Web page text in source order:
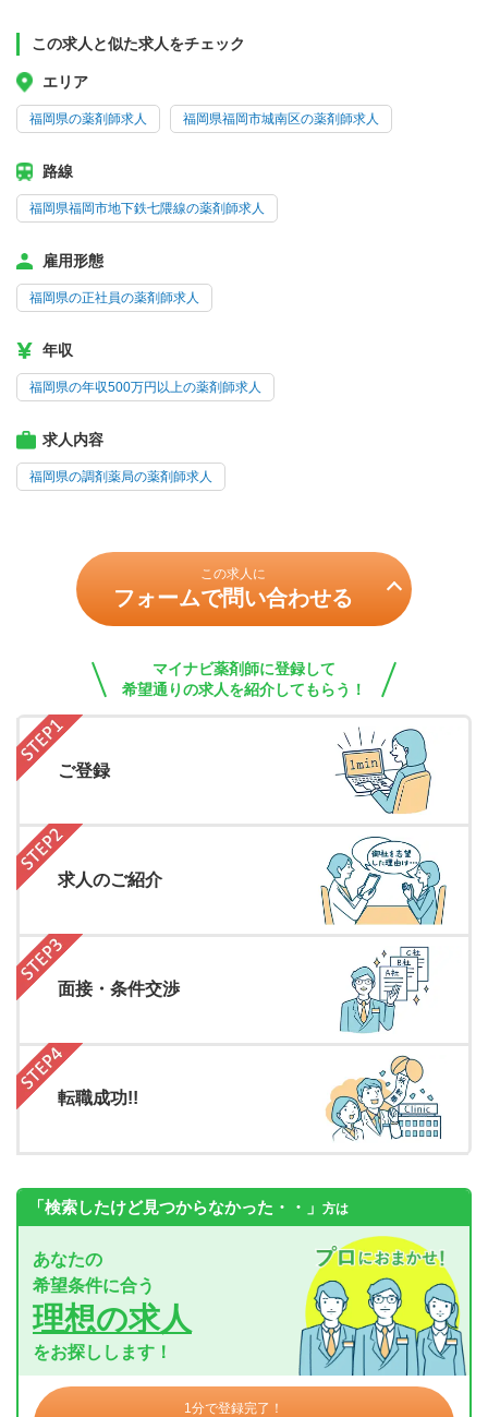
この求人と似た求人をチェック
エリア
福岡県の薬剤師求人 福岡県福岡市城南区の薬剤師求人
路線
福岡県福岡市地下鉄七隈線の薬剤師求人
雇用形態
福岡県の正社員の薬剤師求人
年収
福岡県の年収500万円以上の薬剤師求人
求人内容
福岡県の調剤薬局の薬剤師求人
この求人に
フォームで問い合わせる
マイナビ薬剤師に登録して
希望通りの求人を紹介してもらう！
ご登録
求人のご紹介
面接・条件交渉
転職成功!!
「検索したけど見つからなかった・・」 方は
あなたの
希望条件に合う
理想の求人
をお探しします！
1分で登録完了！